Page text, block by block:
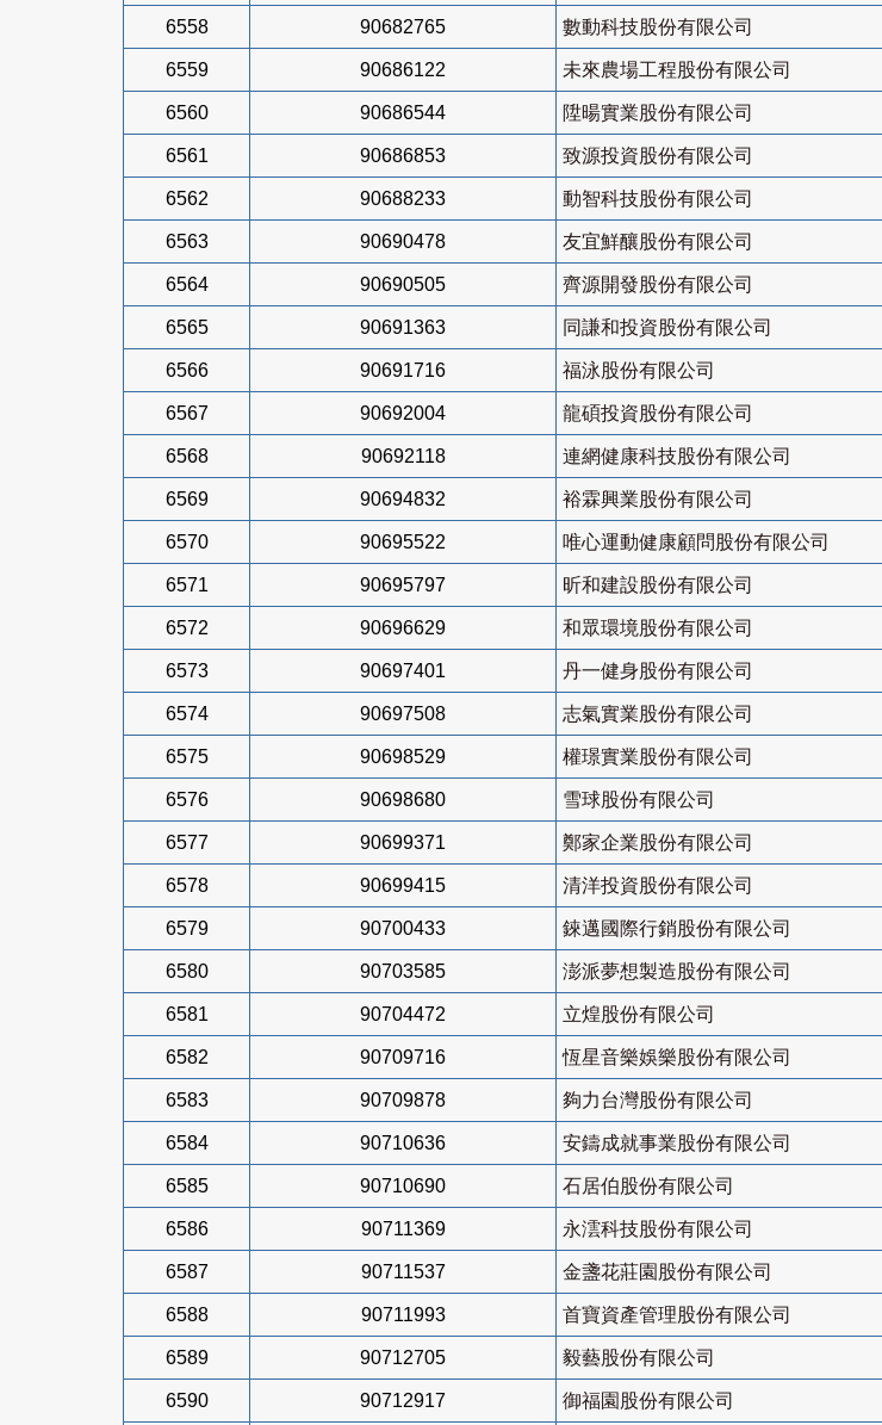
6558 90682765 數動科技股份有限公司
6559 90686122 未來農場工程股份有限公司
6560 90686544 陞暘實業股份有限公司
6561 90686853 致源投資股份有限公司
6562 90688233 動智科技股份有限公司
6563 90690478 友宜鮮釀股份有限公司
6564 90690505 齊源開發股份有限公司
6565 90691363 同謙和投資股份有限公司
6566 90691716 福泳股份有限公司
6567 90692004 龍碩投資股份有限公司
6568 90692118 連網健康科技股份有限公司
6569 90694832 裕霖興業股份有限公司
6570 90695522 唯心運動健康顧問股份有限公司
6571 90695797 昕和建設股份有限公司
6572 90696629 和眾環境股份有限公司
6573 90697401 丹一健身股份有限公司
6574 90697508 志氣實業股份有限公司
6575 90698529 權璟實業股份有限公司
6576 90698680 雪球股份有限公司
6577 90699371 鄭家企業股份有限公司
6578 90699415 清洋投資股份有限公司
6579 90700433 錸邁國際行銷股份有限公司
6580 90703585 澎派夢想製造股份有限公司
6581 90704472 立煌股份有限公司
6582 90709716 恆星音樂娛樂股份有限公司
6583 90709878 夠力台灣股份有限公司
6584 90710636 安鑄成就事業股份有限公司
6585 90710690 石居伯股份有限公司
6586 90711369 永澐科技股份有限公司
6587 90711537 金盞花莊園股份有限公司
6588 90711993 首寶資產管理股份有限公司
6589 90712705 毅藝股份有限公司
6590 90712917 御福園股份有限公司